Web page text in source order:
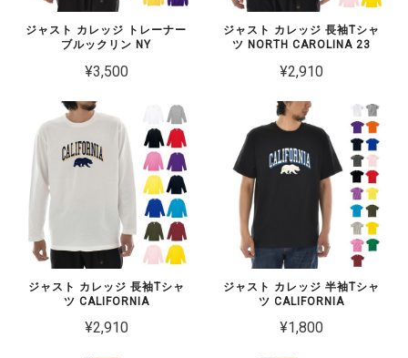
ジャスト カレッジ トレーナー
ブルックリン NY
¥3,500
ジャスト カレッジ 長袖Tシャ
ツ NORTH CAROLINA 23
¥2,910
ジャスト カレッジ 長袖Tシャ
ツ CALIFORNIA
¥2,910
ジャスト カレッジ 半袖Tシャ
ツ CALIFORNIA
¥1,800